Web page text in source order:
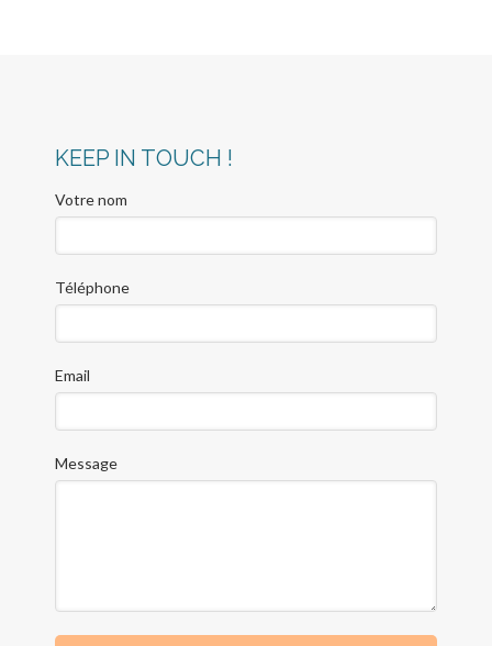
KEEP IN TOUCH !
Votre nom
Téléphone
Email
Message